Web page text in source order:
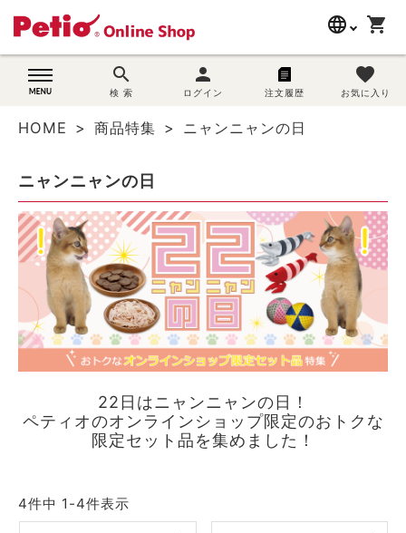
language
wovn-lang-name
shopping_cart
search
検 索
person
ログイン 注文履歴
favorite
お気に入り
search
うさぎ用品
ブランド別に探す
目的別に探す
SNS
ご利用案内
ACCOUNT MENU
ようこそ ゲスト 様
meeting_room ログイン
HOME 商品特集 ニャンニャンの日
ニャンニャンの日
22日はニャンニャンの日！
ペティオのオンラインショップ限定のおトクな
限定セット品を集めました！
4件中 1 -4件表示